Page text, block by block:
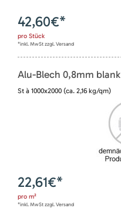
42,60€*
pro Stück
*inkl. MwSt zzgl. Versand
Alu-Blech 0,8mm blank
St à 1000x2000 (ca. 2,16 kg/qm)
22,61€*
pro m²
*inkl. MwSt zzgl. Versand